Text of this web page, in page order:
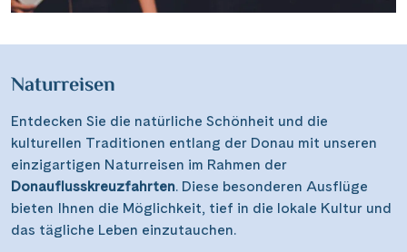
Naturreisen
Entdecken Sie die natürliche Schönheit und die
kulturellen Traditionen entlang der Donau mit unseren
einzigartigen Naturreisen im Rahmen der
Donauflusskreuzfahrten. Diese besonderen Ausflüge
bieten Ihnen die Möglichkeit, tief in die lokale Kultur und
das tägliche Leben einzutauchen.